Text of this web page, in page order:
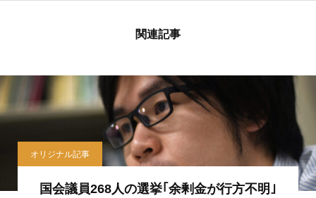
関連記事
オリジナル記事
国会議員268人の選挙｢余剰金が行方不明｣